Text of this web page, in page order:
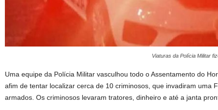
Viaturas da Polícia Militar
Uma equipe da Polícia Militar vasculhou todo o Assentamento do
afim de tentar localizar cerca de 10 criminosos, que invadiram uma
armados. Os criminosos levaram tratores, dinheiro e até a janta